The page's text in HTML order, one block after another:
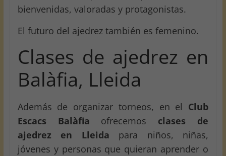
bienvenidas, valoradas y protagonistas.
El futuro del ajedrez también es femenino.
Clases de ajedrez en
Balàfia, Lleida
Además de organizar torneos, en el Club
Escacs Balàfia ofrecemos clases de
ajedrez en Lleida para niños, niñas,
jóvenes y personas que quieran aprender o